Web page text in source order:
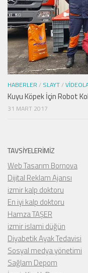
HABERLER / SLAYT/
Kuyu Köpek İçin Robot Kol
31 MART 2017
TAVSIYELERIMIZ
Web Tasarım Bornova
Dijital Reklam Ajansı
izmir kalp doktoru
En iyi kalp doktoru
Hamza TAŞER
izmir islami düğün
Diyabetik Ayak Tedavisi
Sosyal medya yönetimi
Sağlam Depom